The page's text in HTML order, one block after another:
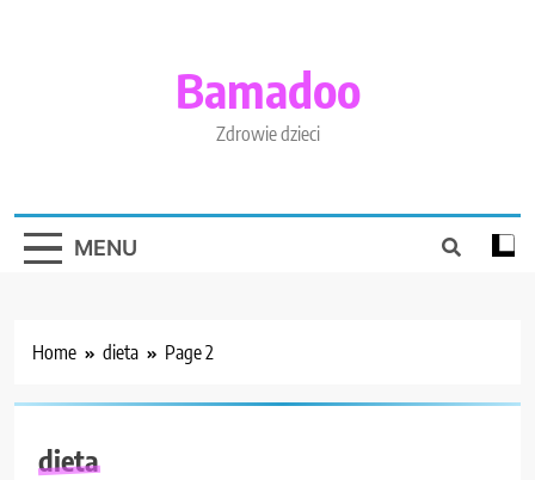
Bamadoo
Zdrowie dzieci
MENU
Home dieta Page 2
dieta